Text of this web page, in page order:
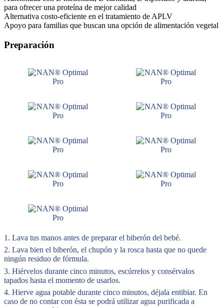
para ofrecer una proteína de mejor calidad
Alternativa costo-eficiente en el tratamiento de APLV
Apoyo para familias que buscan una opción de alimentación vegetal
Preparación
1. Lava tus manos antes de preparar el biberón del bebé.
2. Lava bien el biberón, el chupón y la rosca hasta que no quede
ningún residuo de fórmula.
3. Hiérvelos durante cinco minutos, escúrrelos y consérvalos
tapados hasta el momento de usarlos.
4. Hierve agua potable durante cinco minutos, déjala entibiar. En
caso de no contar con ésta se podrá utilizar agua purificada a